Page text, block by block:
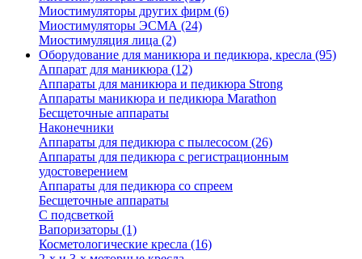
Миостимуляторы других фирм (6)
Миостимуляторы ЭСМА (24)
Миостимуляция лица (2)
Оборудование для маникюра и педикюра, кресла (95)
Аппарат для маникюра (12)
Аппараты для маникюра и педикюра Strong
Аппараты маникюра и педикюра Marathon
Бесщеточные аппараты
Наконечники
Аппараты для педикюра с пылесосом (26)
Аппараты для педикюра с регистрационным
удостоверением
Аппараты для педикюра со спреем
Бесщеточные аппараты
С подсветкой
Вапоризаторы (1)
Косметологические кресла (16)